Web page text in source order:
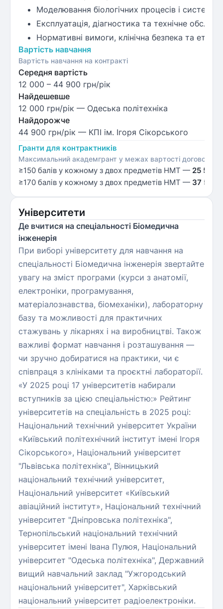
Моделювання біологічних процесів і
Експлуатація, діагностика та технічне
Нормативні вимоги, клінічна безпека та етика
Вартість навчання
Вартість навчання на контракті
Середня вартість
12 000 – 44 900 грн/рік
Найдешевше
12 000 грн/рік — Одеська політехніка
Найдорожче
44 900 грн/рік — КПІ ім. Ігоря Сікорського
Гранти для контрактників
Максимальний академгрант у межах вартості договору;
≥150 балів у кожному з двох предметів НМТ — 25 500
≥170 балів у кожному з двох предметів НМТ — 37 500
Університети
Де вчитися на спеціальності Біомедична
інженерія
При виборі університету для навчання на
спеціальності Біомедична інженерія звертайте
увагу на зміст програми (курси з анатомії,
електроніки, програмування,
матеріалознавства, біомеханіки), лабораторну
базу та можливості для практичних
стажувань у лікарнях і на виробництві. Також
важливі формат навчання і розташування —
чи зручно добиратися на практики, чи є
співпраця з клініками та проєктні лабораторії.
«У 2025 році 17 університетів набирали
вступників за цією спеціальністю:» Рейтинг
університетів на спеціальність в 2025 році:
Національний технічний університет України
«Київський політехнічний інститут імені Ігоря
Сікорського», Національний університет
"Львівська політехніка", Вінницький
національний технічний університет,
Національний університет «Київський
авіаційний інститут», Національний технічний
університет "Дніпровська політехніка",
Тернопільський національний технічний
університет імені Івана Пулюя, Національний
університет "Одеська політехніка", Державний
вищий навчальний заклад "Ужгородський
національний університет", Харківський
національний університет радіоелектроніки.